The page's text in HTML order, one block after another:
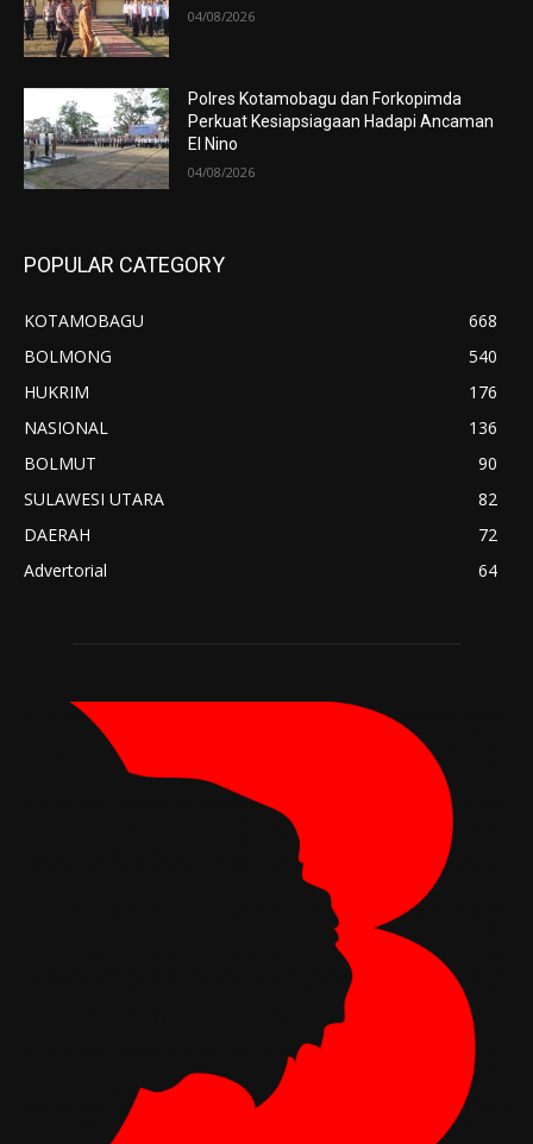
04/08/2026
Polres Kotamobagu dan Forkopimda
Perkuat Kesiapsiagaan Hadapi Ancaman
El Nino
04/08/2026
POPULAR CATEGORY
KOTAMOBAGU
668
BOLMONG
540
HUKRIM
176
NASIONAL
136
BOLMUT
90
SULAWESI UTARA
82
DAERAH
72
Advertorial
64